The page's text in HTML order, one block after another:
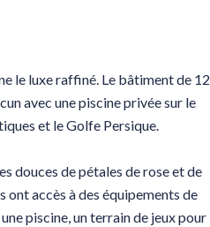
le luxe raffiné. Le bâtiment de 12
avec une piscine privée sur le
et le Golfe Persique.
douces de pétales de rose et de
ont accès à des équipements de
piscine, un terrain de jeux pour